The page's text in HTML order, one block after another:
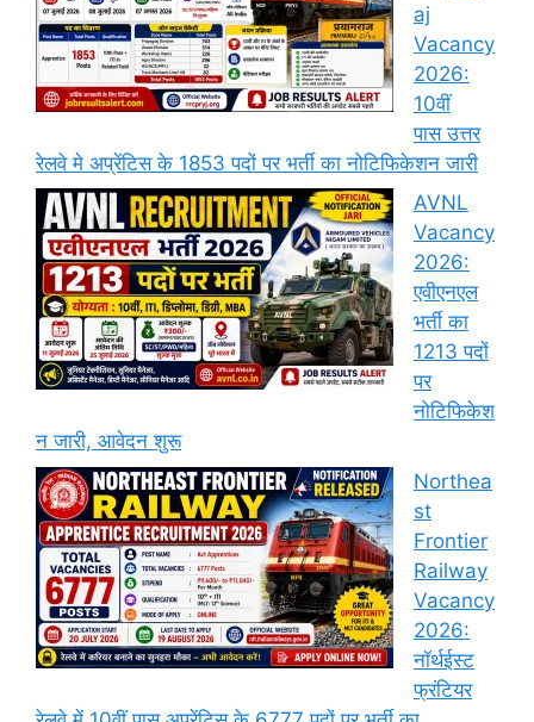
aj
Vacancy
2026:
10वीं
पास उत्तर
रेलवे मे अप्रेंटिस के 1853 पदों पर भर्ती का नोटिफिकेशन जारी
AVNL
Vacancy
2026:
एवीएनएल
भर्ती का
1213 पदों
पर
नोटिफिकेश
न जारी, आवेदन शुरू
Northea
st
Frontier
Railway
Vacancy
2026:
नॉर्थईस्ट
फ्रंटियर